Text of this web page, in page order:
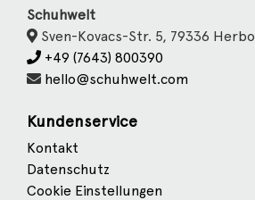
Schuhwelt
Sven-Kovacs-Str. 5, 79336
+49 (7643) 800390
hello@schuhwelt.com
Kundenservice
Kontakt
Datenschutz
Cookie Einstellungen